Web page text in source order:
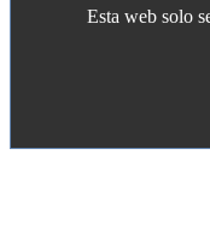
Esta web solo